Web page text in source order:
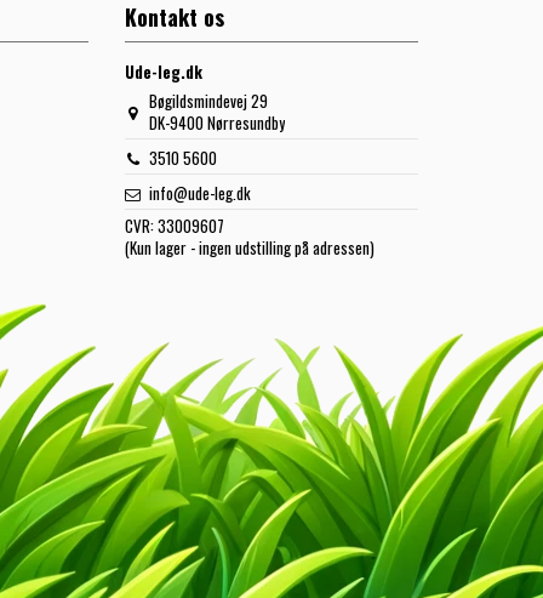
Kontakt os
Ude-leg.dk
Bøgildsmindevej 29
DK-9400 Nørresundby
3510 5600
info@ude-leg.dk
CVR:33009607
(Kun lager - ingen udstilling på adressen)